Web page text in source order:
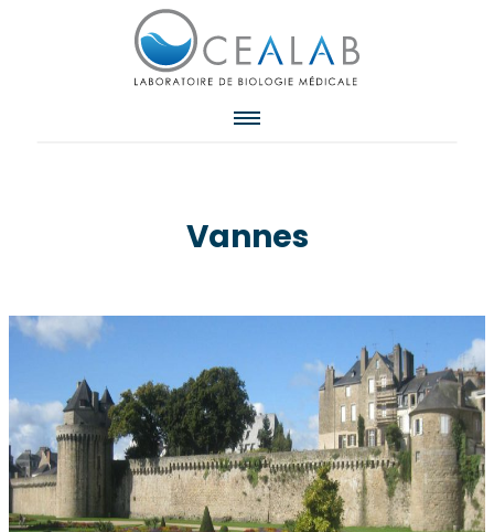
Vannes